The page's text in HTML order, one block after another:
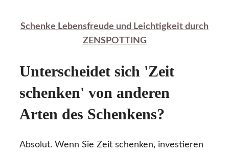
Schenke Lebensfreude und Leichtigkeit durch
ZENSPOTTING
Unterscheidet sich 'Zeit
schenken' von anderen
Arten des Schenkens?
Absolut. Wenn Sie Zeit schenken, investieren